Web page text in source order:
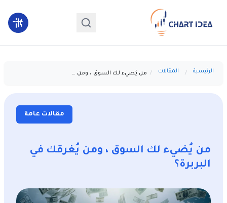
الرئيسية المقالات من يُضيء لك السوق ، ومن يُغرقك في البربرة؟
مقالات عامة
من يُضيء لك السوق ، ومن يُغرقك في
البربرة؟